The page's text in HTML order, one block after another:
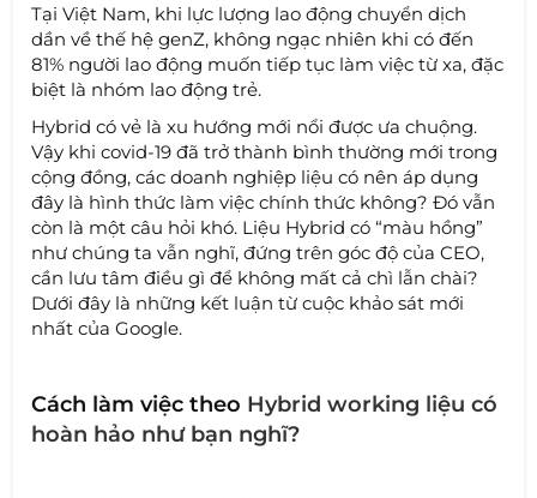
Tại Việt Nam, khi lực lượng lao động chuyển dịch
dần về thế hệ genZ, không ngạc nhiên khi có đến
81% người lao động muốn tiếp tục làm việc từ xa, đặc
biệt là nhóm lao động trẻ.
Hybrid có vẻ là xu hướng mới nổi được ưa chuộng.
Vậy khi covid-19 đã trở thành bình thường mới trong
cộng đồng, các doanh nghiệp liệu có nên áp dụng
đây là hình thức làm việc chính thức không? Đó vẫn
còn là một câu hỏi khó. Liệu Hybrid có “màu hồng”
như chúng ta vẫn nghĩ, đứng trên góc độ của CEO,
cần lưu tâm điều gì để không mất cả chì lẫn chài?
Dưới đây là những kết luận từ cuộc khảo sát mới
nhất của Google.
Cách làm việc theo Hybrid working liệu có
hoàn hảo như bạn nghĩ?